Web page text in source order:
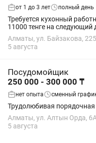
от 1 до 3 лет полный день
Требуется кухонный
11000 тенге на следующий
обязательно, 6/1, или 2/2 с
пишите до 19 часов
Алматы, ул. Байзакова, 225
5 августа
Посудомойщик
250 000 - 300 000 ₸
нет опыта сменный
Трудолюбивая порядочная
Алматы, ул. Алтын Орда,
5 августа